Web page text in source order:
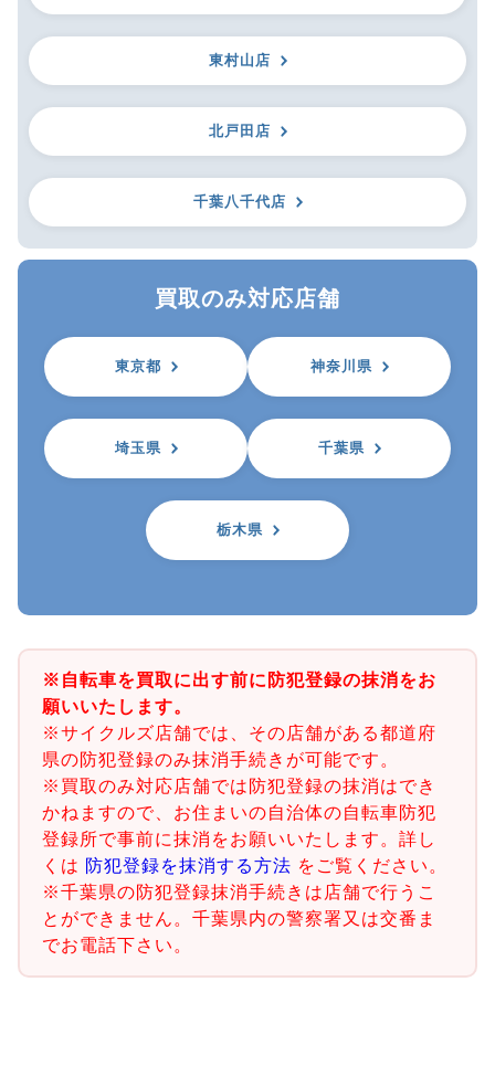
東村山店
北戸田店
千葉八千代店
買取のみ対応店舗
東京都 神奈川県
埼玉県 千葉県
栃木県
※自転車を買取に出す前に防犯登録の抹消をお
願いいたします。
※サイクルズ店舗では、その店舗がある都道府
県の防犯登録のみ抹消手続きが可能です。
※買取のみ対応店舗では防犯登録の抹消はでき
かねますので、お住まいの自治体の自転車防犯
登録所で事前に抹消をお願いいたします。詳し
くは 防犯登録を抹消する方法 をご覧ください。
※千葉県の防犯登録抹消手続きは店舗で行うこ
とができません。千葉県内の警察署又は交番ま
でお電話下さい。